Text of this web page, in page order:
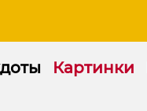
Картинки